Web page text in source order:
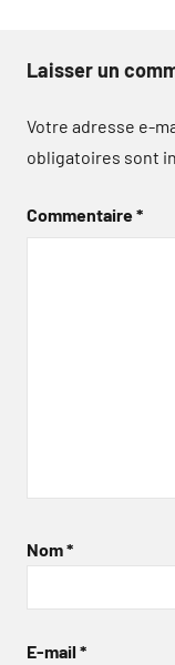
Laisser un
Votre adresse e-
obligatoires sont
Commentaire*
Nom*
E-mail *